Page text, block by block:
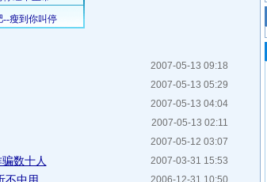
2007-05-13 09:18
2007-05-13 05:29
2007-05-13 04:04
2007-05-13 02:11
2007-05-12 03:07
2007-03-31 15:53
数十人
2006-12-31 10:50